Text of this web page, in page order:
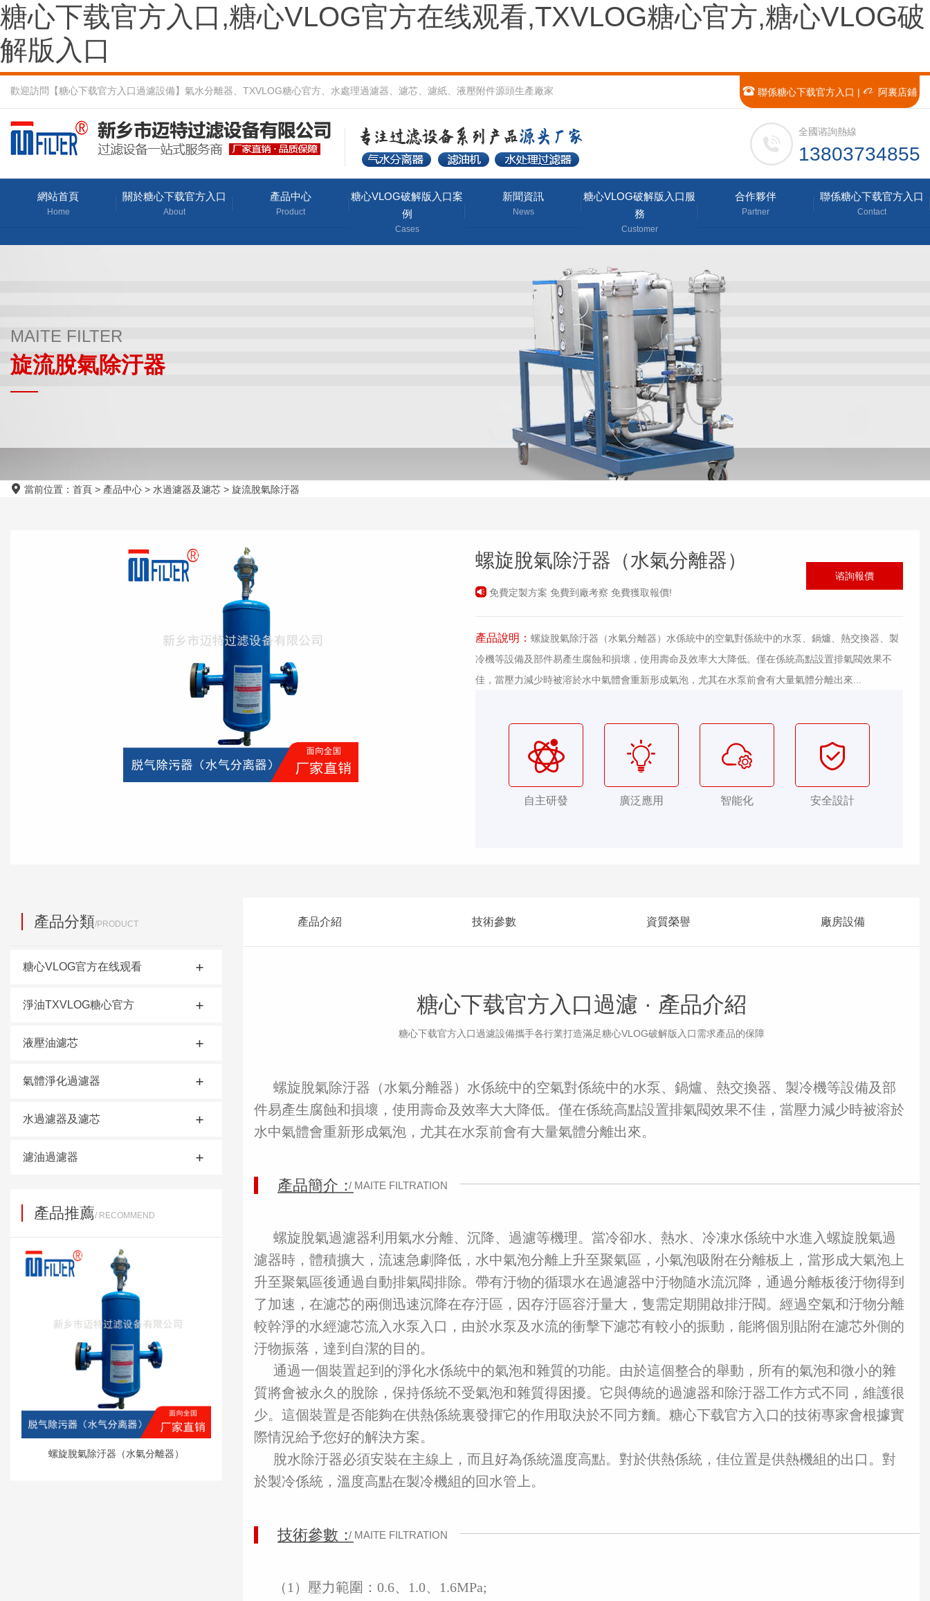
糖心下载官方入口,糖心VLOG官方在线观看,TXVLOG糖心官方,糖心VLOG破
解版入口
歡迎訪問【糖心下载官方入口過濾設備】氣水分離器、TXVLOG糖心官方、水處理過濾器、濾芯、濾紙、液壓附件源頭生產廠家 聯係糖心下载官方入口 | 阿裏店鋪
全國谘詢熱線
13803734855
網站首頁
Home
關於糖心下载官方入口
About
產品中心
Product
糖心VLOG破解版入口案
例
Cases
新聞資訊
News
糖心VLOG破解版入口服
務
Customer
合作夥伴
Partner
聯係糖心下载官方入口
Contact
MAITE FILTER
旋流脫氣除汙器
當前位置： 首頁 > 產品中心 > 水過濾器及濾芯 > 旋流脫氣除汙器
螺旋脫氣除汙器（水氣分離器）
免費定製方案 免費到廠考察 免費獲取報價!
谘詢報價
產品說明： 螺旋脫氣除汙器（水氣分離器）水係統中的空氣對係統中的水泵、鍋爐、熱交換器、製
冷機等設備及部件易產生腐蝕和損壞，使用壽命及效率大大降低。僅在係統高點設置排氣閥效果不
佳，當壓力減少時被溶於水中氣體會重新形成氣泡，尤其在水泵前會有大量氣體分離出來...
自主研發 廣泛應用 智能化 安全設計
產品分類/PRODUCT
糖心VLOG官方在线观看
淨油TXVLOG糖心官方
液壓油濾芯
氣體淨化過濾器
水過濾器及濾芯
濾油過濾器
產品推薦/ RECOMMEND
螺旋脫氣除汙器（水氣分離器）
產品介紹 技術參數 資質榮譽 廠房設備
糖心下载官方入口過濾 · 產品介紹
糖心下载官方入口過濾設備攜手各行業打造滿足糖心VLOG破解版入口需求產品的保障
螺旋脫氣除汙器（水氣分離器）水係統中的空氣對係統中的水泵、鍋爐、熱交換器、製冷機等設備及部
件易產生腐蝕和損壞，使用壽命及效率大大降低。僅在係統高點設置排氣閥效果不佳，當壓力減少時被溶於
水中氣體會重新形成氣泡，尤其在水泵前會有大量氣體分離出來。
產品簡介：
螺旋脫氣過濾器利用氣水分離、沉降、過濾等機理。當冷卻水、熱水、冷凍水係統中水進入螺旋脫氣過
濾器時，體積擴大，流速急劇降低，水中氣泡分離上升至聚氣區，小氣泡吸附在分離板上，當形成大氣泡上
升至聚氣區後通過自動排氣閥排除。帶有汙物的循環水在過濾器中汙物隨水流沉降，通過分離板後汙物得到
了加速，在濾芯的兩側迅速沉降在存汙區，因存汙區容汙量大，隻需定期開啟排汙閥。經過空氣和汙物分離
較幹淨的水經濾芯流入水泵入口，由於水泵及水流的衝擊下濾芯有較小的振動，能將個別貼附在濾芯外側的
汙物振落，達到自潔的目的。
通過一個裝置起到的淨化水係統中的氣泡和雜質的功能。由於這個整合的舉動，所有的氣泡和微小的雜
質將會被永久的脫除，保持係統不受氣泡和雜質得困擾。它與傳統的過濾器和除汙器工作方式不同，維護很
少。這個裝置是否能夠在供熱係統裏發揮它的作用取決於不同方麵。糖心下载官方入口的技術專家會根據實
際情況給予您好的解決方案。
脫水除汙器必須安裝在主線上，而且好為係統溫度高點。對於供熱係統，佳位置是供熱機組的出口。對
於製冷係統，溫度高點在製冷機組的回水管上。
技術參數：
（1）壓力範圍：0.6、1.0、1.6MPa;